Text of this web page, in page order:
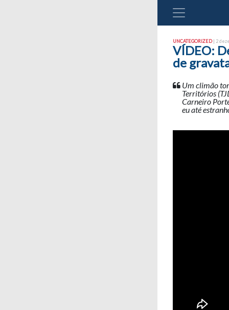
UNCATEGORIZED| 2
VÍDEO:
de
Um climão
Territórios
Carneiro
eu até